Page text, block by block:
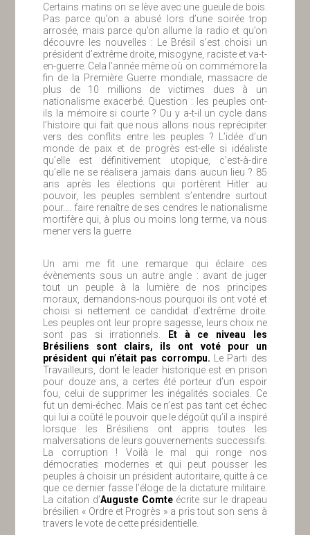
Certains matins on se lève avec une gueule de bois.
Pas parce qu’on a abusé lors d’une soirée trop
arrosée, mais parce qu’on allume la radio et qu’on
découvre les nouvelles : Le Brésil s’est choisi un
président d’extrême droite, misogyne, raciste et va-t-
en-guerre. Cela l’année même où on commémore la
fin de la Première Guerre mondiale, massacre de
plus de 10 millions de victimes dues à un
nationalisme exacerbé. Question : les peuples ont-
ils la mémoire si courte ? Ou y a-t-il un cycle dans
l’histoire qui fait que nous allons nous reprécipiter
vers des conflits entre les peuples ? L’idée d’un
monde de paix et de progrès est-elle si idéaliste
qu’elle est définitivement utopique, c’est-à-dire
qu’elle ne se réalisera jamais dans aucun lieu ? 85
ans après les élections qui portèrent Hitler au
pouvoir, les peuples semblent s’entendre surtout
pour…. faire renaître de ses cendres le nationalisme
mortifère qui, à plus ou moins long terme, va nous
mener vers la guerre.
Un ami me fit une remarque qui éclaire ces
évènements sous un autre angle : avant de juger
tout un peuple à la lumière de nos principes
moraux, demandons-nous pourquoi ils ont voté et
choisi si nettement ce candidat d’extrême droite.
Les peuples ont leur propre sagesse, leurs choix ne
sont pas si irrationnels.
Et à ce niveau les
Brésiliens sont clairs, ils ont voté pour un
président qui n’était pas corrompu. Le Parti des
Travailleurs, dont le leader historique est en prison
pour douze ans, a certes été porteur d’un espoir
fou, celui de supprimer les inégalités sociales. Ce
fut un demi-échec. Mais ce n’est pas tant cet échec
qui lui a coûté le pouvoir que le dégoût qu’il a inspiré
lorsque les Brésiliens ont appris toutes les
malversations de leurs gouvernements successifs.
La corruption ! Voilà le mal qui ronge nos
démocraties modernes et qui peut pousser les
peuples à choisir un président autoritaire, quitte à ce
que ce dernier fasse l’éloge de la dictature militaire.
La citation d’Auguste Comteécrite sur le drapeau
brésilien « Ordre et Progrès » a pris tout son sens à
travers le vote de cette présidentielle.